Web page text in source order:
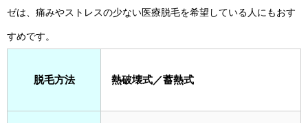
ゼは、痛みやストレスの少ない医療脱毛を希望している人にもおす
すめです。
脱毛方法 熱破壊式／蓄熱式